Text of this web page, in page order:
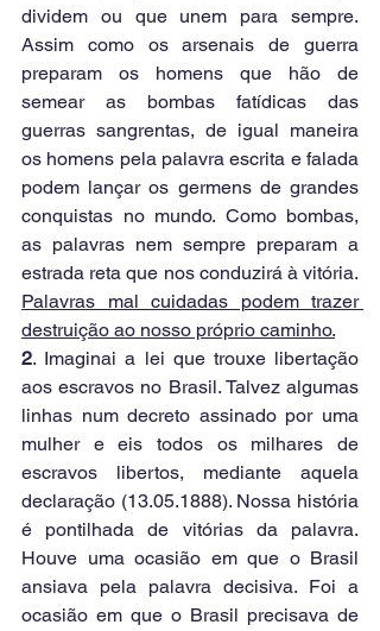
dividem ou que unem para sempre.
Assim como os arsenais de guerra
preparam os homens que hão de
semear as bombas fatídicas das
guerras sangrentas, de igual maneira
os homens pela palavra escrita e falada
podem lançar os germens de grandes
conquistas no mundo. Como bombas,
as palavras nem sempre preparam a
Palavras mal cuidadas podem trazer
destruição ao nosso próprio caminho.
2. Imaginai a lei que trouxe libertação
aos escravos no Brasil. Talvez algumas
linhas num decreto assinado por uma
mulher e eis todos os milhares de
escravos libertos, mediante aquela
declaração (13.05.1888). Nossa história
é pontilhada de vitórias da palavra.
Houve uma ocasião em que o Brasil
ansiava pela palavra decisiva. Foi a
ocasião em que o Brasil precisava de